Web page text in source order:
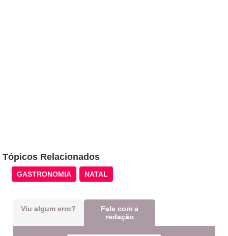
Tópicos Relacionados
GASTRONOMIA NATAL
Viu algum erro?
Fale com a
redação